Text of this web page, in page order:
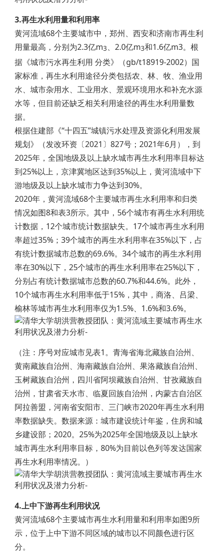
3.再生水利用量和利用率
黄河流域68个主要城市中，郑州、西安和济南市再生利
用量最高，分别为2.3亿m3、2.0亿m3和1.6亿m3。根
据《城市污水再生利用 分类》（gb/t18919-2002）国
家标准，再生水利用途径分类包括农、林、牧、渔业用
水、城市杂用水、工业用水、景观环境用水和补充水源
水等，但目前还缺乏相关利用途径的再生水利用量数
据。
根据住建部《“十四五”城镇污水处理及资源化利用发展
规划》（发改环资〔2021〕827号；2021年6月），到
2025年，全国地级及以上缺水城市再生水利用率目标达
到25%以上，京津冀地区达到35%以上，黄河流域中下
游地级及以上缺水城市力争达到30%。
2020年，黄河流域68个主要城市再生水利用率和归类
情况如图8和表3所示。其中，56个城市有再生水利用统
计数据，12个城市统计数据缺失。17个城市再生水利用
率超过35%；39个城市的再生水利用率在35%以下，占
有统计数据城市总数的69.6%。34个城市的再生水利用
率在30%以下，25个城市的再生水利用率在25%以下，
分别占有统计数据城市总数的60.7%和44.6%。此外，
10个城市再生水利用率低于15%，其中，商洛、吕梁、
榆林等城市再生水利用率仅为1.5%、1.6%和3.6%。
（注：序号对应城市见表1。青海省海北藏族自治州、
黄南藏族自治州、海南藏族自治州、果洛藏族自治州、
玉树藏族自治州，四川省阿坝藏族自治州、甘孜藏族自
治州，甘肃省天水市、临夏回族自治州，内蒙古自治区
阿拉善盟，河南省安阳市、三门峡市2020年再生水利用
率数据缺失。数据来源：城市建设统计年鉴，住房和城
乡建设部；2020。25%为2025年全国地级及以上缺水
城市再生水利用率目标，80%为目前以色列等发达国家
再生水利用率情况。）
4.上中下游再生利用状况
黄河流域68个主要城市再生水利用量和利用率如图9所
示，位于上中下游不同区域的城市以不同颜色进行区
分。